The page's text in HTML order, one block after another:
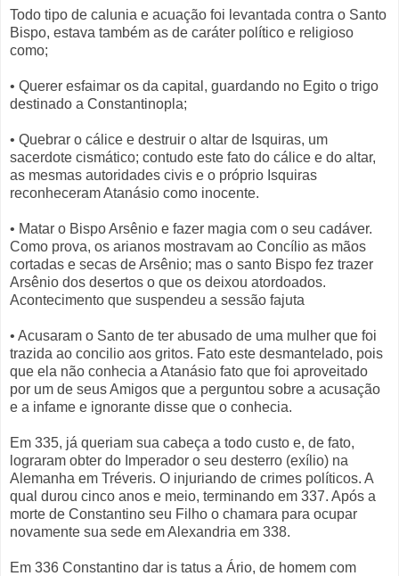
Todo tipo de calunia e acuação foi levantada contra o Santo
Bispo, estava também as de caráter político e religioso
como;
• Querer esfaimar os da capital, guardando no Egito o trigo
destinado a Constantinopla;
• Quebrar o cálice e destruir o altar de Isquiras, um
sacerdote cismático; contudo este fato do cálice e do altar,
as mesmas autoridades civis e o próprio Isquiras
reconheceram Atanásio como inocente.
• Matar o Bispo Arsênio e fazer magia com o seu cadáver.
Como prova, os arianos mostravam ao Concílio as mãos
cortadas e secas de Arsênio; mas o santo Bispo fez trazer
Arsênio dos desertos o que os deixou atordoados.
Acontecimento que suspendeu a sessão fajuta
• Acusaram o Santo de ter abusado de uma mulher que foi
trazida ao concilio aos gritos. Fato este desmantelado, pois
que ela não conhecia a Atanásio fato que foi aproveitado
por um de seus Amigos que a perguntou sobre a acusação
e a infame e ignorante disse que o conhecia.
Em 335, já queriam sua cabeça a todo custo e, de fato,
lograram obter do Imperador o seu desterro (exílio) na
Alemanha em Tréveris. O injuriando de crimes políticos. A
qual durou cinco anos e meio, terminando em 337. Após a
morte de Constantino seu Filho o chamara para ocupar
novamente sua sede em Alexandria em 338.
Em 336 Constantino dar is tatus a Ário, de homem com